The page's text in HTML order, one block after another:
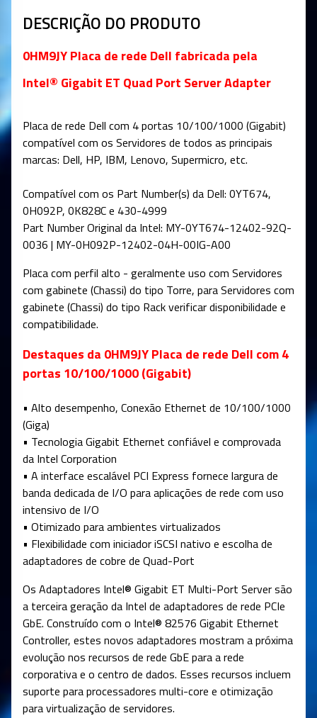
DESCRIÇÃO DO PRODUTO
0HM9JY Placa de rede Dell fabricada pela
Intel® Gigabit ET Quad Port Server Adapter
Placa de rede Dell com 4 portas 10/100/1000 (Gigabit)
compatível com os Servidores de todos as principais
marcas: Dell, HP, IBM, Lenovo, Supermicro, etc.
Compatível com os Part Number(s) da Dell: 0YT674,
0H092P, 0K828C e 430-4999
Part Number Original da Intel: MY-0YT674-12402-92Q-
0036 | MY-0H092P-12402-04H-00IG-A00
Placa com perfil alto - geralmente uso com Servidores
com gabinete (Chassi) do tipo Torre, para Servidores com
gabinete (Chassi) do tipo Rack verificar disponibilidade e
compatibilidade.
Destaques da 0HM9JY Placa de rede Dell com 4
portas 10/100/1000 (Gigabit)
• Alto desempenho, Conexão Ethernet de 10/100/1000
(Giga)
• Tecnologia Gigabit Ethernet confiável e comprovada
da Intel Corporation
• A interface escalável PCI Express fornece largura de
banda dedicada de I/O para aplicações de rede com uso
intensivo de I/O
• Otimizado para ambientes virtualizados
• Flexibilidade com iniciador iSCSI nativo e escolha de
adaptadores de cobre de Quad-Port
Os Adaptadores Intel® Gigabit ET Multi-Port Server são
a terceira geração da Intel de adaptadores de rede PCIe
GbE. Construído com o Intel® 82576 Gigabit Ethernet
Controller, estes novos adaptadores mostram a próxima
evolução nos recursos de rede GbE para a rede
corporativa e o centro de dados. Esses recursos incluem
suporte para processadores multi-core e otimização
para virtualização de servidores.